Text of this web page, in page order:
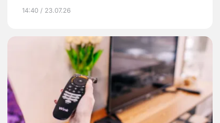
14:40 / 23.07.26